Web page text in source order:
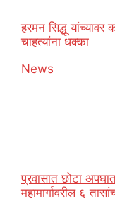
हरमन सिद्धू यांच्यावर
चाहत्यांना धक्का
In relation to
News
प्रवासात छोटा
महामार्गावरील ६